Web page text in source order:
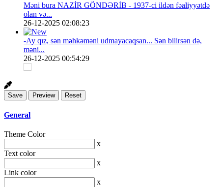
Məni bura NAZİR GÖNDƏRİB - 1937-ci ildən fəaliyyətdə
olan və...
26-12-2025 02:08:23
-Ay qız, sən məhkəməni udmayacaqsan... Sən bilirsən də,
məni...
26-12-2025 00:54:29
General
Theme Color
x
Text color
x
Link color
x